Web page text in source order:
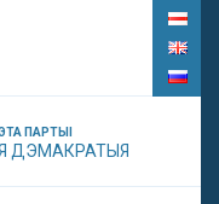
ПАРТЫІ
ДЭМАКРАТЫЯ